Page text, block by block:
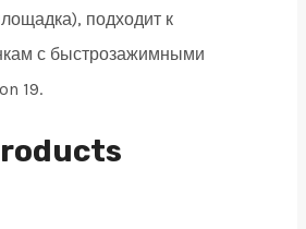
подходит к
с быстрозажимными
19.